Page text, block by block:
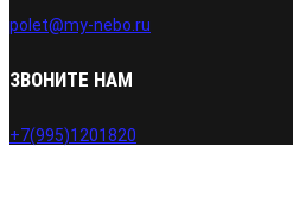
polet@my-nebo.ru
ЗВОНИТЕ НАМ
+7(995)1201820